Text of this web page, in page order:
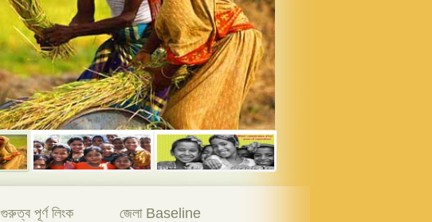
গুরুত্ব পূর্ণ লিংক জেলা Baseline